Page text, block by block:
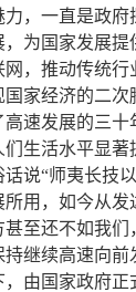
，一直是政府
，为国家发展
网，推动传统
国家经济的二
速发展的三
生活水平显
说“师夷长技
所用，如今从
甚至还不如我
继续高速向前
由国家政府